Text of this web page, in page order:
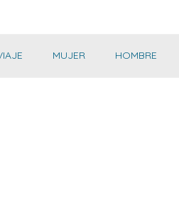
MUJER HOMBRE